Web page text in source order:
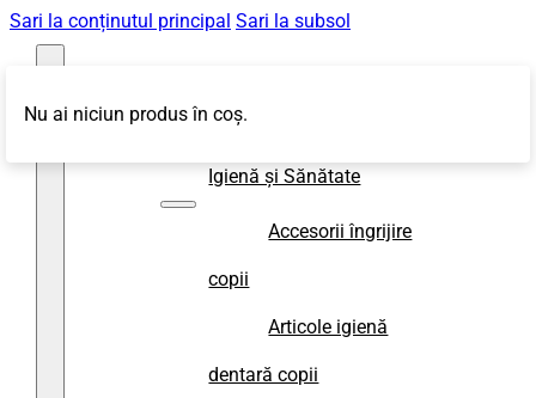
Sari la conținutul principal Sari la subsol
Igienă și Sănătate
Accesorii îngrijire
copii
Articole igienă
dentară copii
Nu ai niciun produs în coș.